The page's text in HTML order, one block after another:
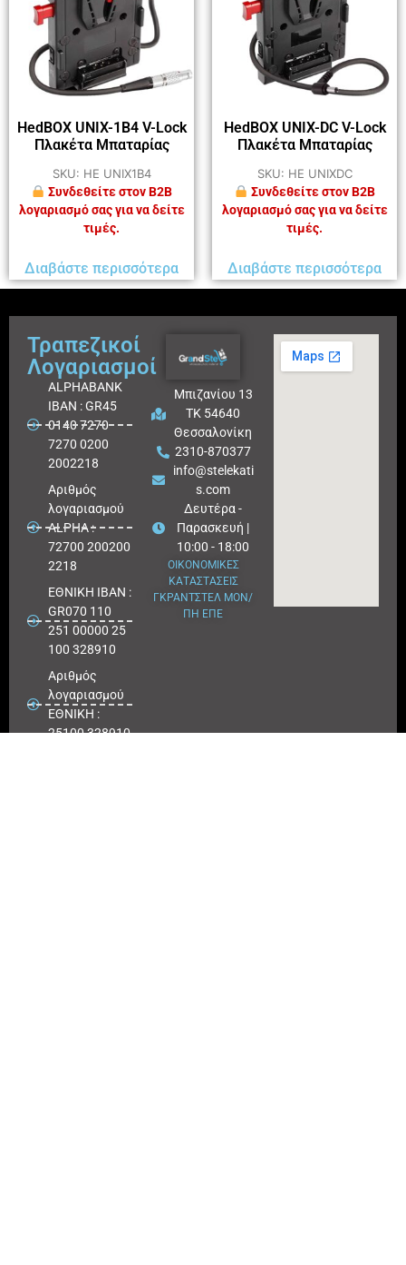
HedBOX UNIX-1B4 V-Lock
Πλακέτα Μπαταρίας
SKU: HE UNIX1B4
Συνδεθείτε στον B2B
λογαριασμό σας για να δείτε
τιμές.
Διαβάστε περισσότερα
HedBOX UNIX-DC V-Lock
Πλακέτα Μπαταρίας
SKU: HE UNIXDC
Συνδεθείτε στον B2B
λογαριασμό σας για να δείτε
τιμές.
Διαβάστε περισσότερα
Τραπεζικοί
Λογαριασμοί
ALPHABANK
IBAN : GR45
0140 7270
7270 0200
2002218
Aριθμός
λογαριασμού
ALPHA :
72700 200200
2218
ΕΘΝΙΚΗ ΙΒΑΝ :
GR070 110
251 00000 25
100 328910
Αριθμός
λογαριασμού
ΕΘΝΙΚΗ :
25100 328910
Μπιζανίου 13
ΤΚ 54640
Θεσσαλονίκη
2310-870377
info@stelekati
s.com
Δευτέρα -
Παρασκευή |
10:00 - 18:00
ΟΙΚΟΝΟΜΙΚΕΣ
ΚΑΤΑΣΤΑΣΕΙΣ
ΓΚΡΑΝΤΣΤΕΛ ΜΟΝ/
ΠΗ ΕΠΕ